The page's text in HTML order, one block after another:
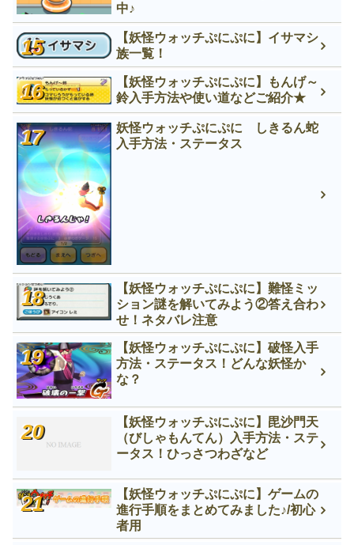
中♪
【妖怪ウォッチぷにぷに】イサマシ
族一覧！
【妖怪ウォッチぷにぷに】もんげ～
鈴入手方法や使い道などご紹介★
妖怪ウォッチぷにぷに しきるん蛇
入手方法・ステータス
【妖怪ウォッチぷにぷに】難怪ミッ
ション謎を解いてみよう②答え合わ
せ！ネタバレ注意
【妖怪ウォッチぷにぷに】破怪入手
方法・ステータス！どんな妖怪か
な？
【妖怪ウォッチぷにぷに】毘沙門天
（びしゃもんてん）入手方法・ステ
ータス！ひっさつわざなど
【妖怪ウォッチぷにぷに】ゲームの
進行手順をまとめてみました♪/初心
者用